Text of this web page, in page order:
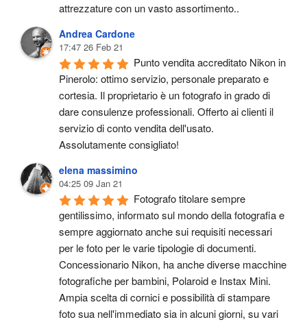
attrezzature con un vasto assortimento..
Andrea Cardone
17:47 26 Feb 21
Punto vendita accreditato Nikon in
Pinerolo: ottimo servizio, personale preparato e
cortesia. Il proprietario è un fotografo in grado di
dare consulenze professionali. Offerto ai clienti il
servizio di conto vendita dell'usato.
Assolutamente consigliato!
elena massimino
04:25 09 Jan 21
Fotografo titolare sempre
gentilissimo, informato sul mondo della fotografia e
sempre aggiornato anche sui requisiti necessari
per le foto per le varie tipologie di documenti.
Concessionario Nikon, ha anche diverse macchine
fotografiche per bambini, Polaroid e Instax Mini.
Ampia scelta di cornici e possibilità di stampare
foto sua nell'immediato sia in alcuni giorni, su vari